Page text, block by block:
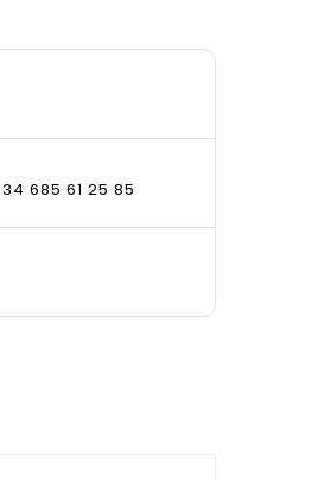
685 61 25 85